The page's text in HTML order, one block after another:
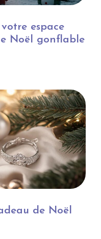
espace
Noël gonflable
de Noël